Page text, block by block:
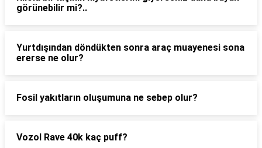
görünebilir mi?..
Yurtdışından döndükten sonra araç muayenesi sona
ererse ne olur?
Fosil yakıtların oluşumuna ne sebep olur?
Vozol Rave 40k kaç puff?